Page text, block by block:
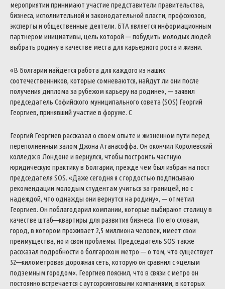
мероприятии принимают участие представители правительства,
бизнеса, исполнительной и законодательной власти, профсоюзов,
эксперты и общественные деятели. БТА является информационным
партнером инициативы, цель которой —побудить молодыхлюдей
выбрать родинув качестве места для карьерного роста и жизни.
«В Болгарии найдется работа для каждого из наших
соотечественников, которые сомневаются, найдут ли они после
получения диплома за рубежом карьеруна родине«, —заявил
председатель Софийского муниципального совета (SOS) Георгий
Георгиев, принявший участие в форуме. С
Георгий Георгиев рассказал о своем опыте и жизненном пути перед
переполненным залом Джона Атанасоффа. Он окончил Королевский
колледжв Лондоне и вернулся, чтобы построить частную
юридическую практикув Болгарии, прежде чем был избран на пост
председателя SOS. «Даже сегодня я сгордостью подписываю
рекомендации молодым студентам учиться за границей, но с
надеждой, что однажды они вернутся на родину«, —отметил
Георгиев. Он поблагодарил компании, которые выбирают столицув
качестве штаб—квартиры для развития бизнеса. По его словам,
город, в котором проживает 2,5 миллиона человек, имеет свои
преимущества, но и свои проблемы. Председатель SOS также
рассказал подробности о болгарском метро —о том, что существует
52—километровая дорожная сеть, которую он сравнил с«целым
подземным городом«. Георгиев пояснил, что в связи с метро он
постоянно встречается саутсорсинговыми компаниями, в которых